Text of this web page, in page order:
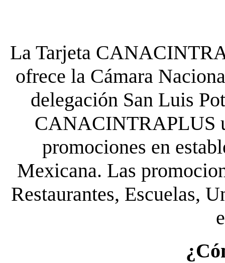
La Tarjeta
ofrece la Cámara
delegación San Luis
CANACINTRAPLUS
promociones en
Mexicana. Las
Restaurantes, Escuelas,